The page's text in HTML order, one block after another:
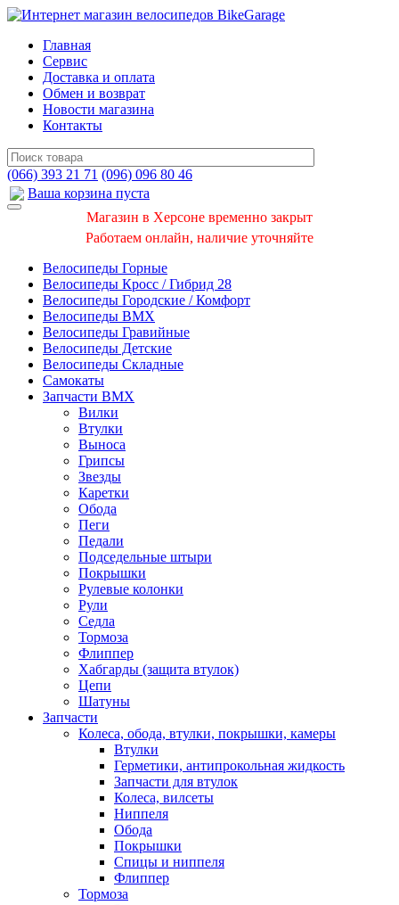
Главная
Сервис
Доставка и оплата
Обмен и возврат
Новости магазина
Контакты
(066) 393 21 71 (096) 096 80 46
Ваша корзина пуста
Магазин в Херсоне временно закрыт
Работаем онлайн, наличие уточняйте
Велосипеды Горные
Велосипеды Кросс / Гибрид 28
Велосипеды Городские / Комфорт
Велосипеды BMX
Велосипеды Гравийные
Велосипеды Детские
Велосипеды Складные
Самокаты
Запчасти BMX
Вилки
Втулки
Выноса
Грипсы
Звезды
Каретки
Обода
Пеги
Педали
Подседельные штыри
Покрышки
Рулевые колонки
Рули
Седла
Тормоза
Флиппер
Хабгарды (защита втулок)
Цепи
Шатуны
Запчасти
Колеса, обода, втулки, покрышки, камеры
Втулки
Герметики, антипрокольная жидкость
Запчасти для втулок
Колеса, вилсеты
Ниппеля
Обода
Покрышки
Спицы и ниппеля
Флиппер
Тормоза